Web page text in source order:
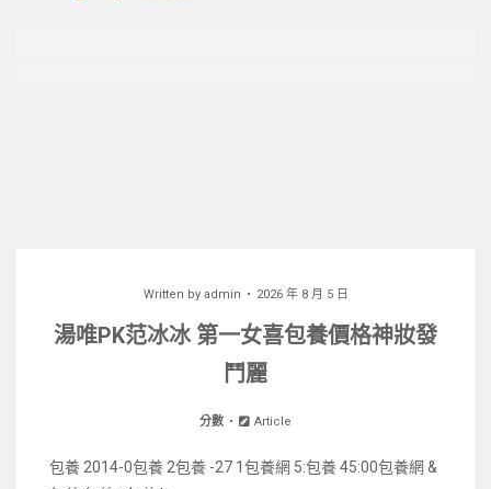
Written by admin 2026 年 8 月 5 日
湯唯PK范冰冰 第一女喜包養價格神妝發
鬥麗
分數 Article
包養 2014-0包養 2包養 -27 1包養網 5:包養 45:00包養網 &